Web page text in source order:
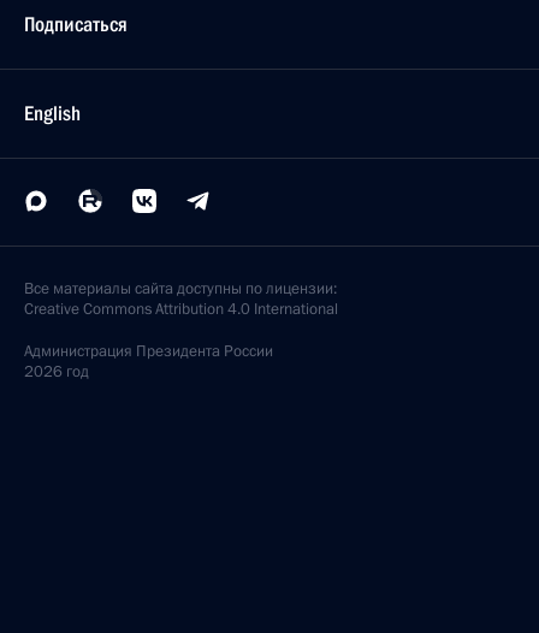
Подписаться
English
Все материалы сайта доступны по лицензии:
Creative Commons Attribution 4.0 International
Администрация Президента России
2026 год